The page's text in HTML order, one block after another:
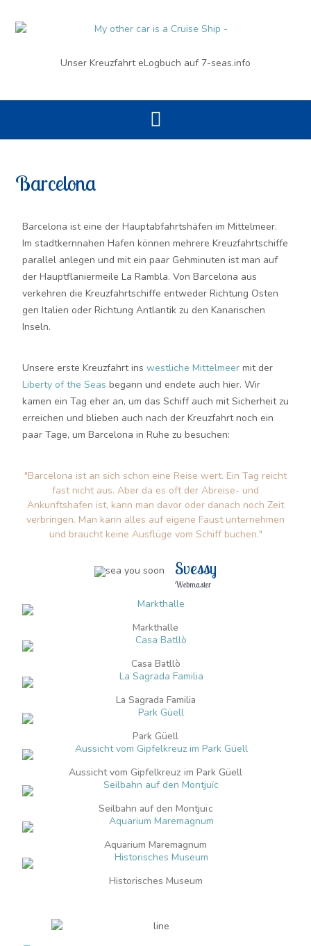
Unser Kreuzfahrt eLogbuch auf 7-seas.info
Barcelona
Barcelona ist eine der Hauptabfahrtshäfen im Mittelmeer.
Im stadtkernnahen Hafen können mehrere Kreuzfahrtschiffe
parallel anlegen und mit ein paar Gehminuten ist man auf
der Hauptflaniermeile La Rambla. Von Barcelona aus
verkehren die Kreuzfahrtschiffe entweder Richtung Osten
gen Italien oder Richtung Antlantik zu den Kanarischen
Inseln.
Unsere erste Kreuzfahrt ins westliche Mittelmeer mit der
Liberty of the Seas begann und endete auch hier. Wir
kamen ein Tag eher an, um das Schiff auch mit Sicherheit zu
erreichen und blieben auch nach der Kreuzfahrt noch ein
paar Tage, um Barcelona in Ruhe zu besuchen:
"Barcelona ist an sich schon eine Reise wert. Ein Tag reicht
fast nicht aus. Aber da es oft der Abreise- und
Ankunftshafen ist, kann man davor oder danach noch Zeit
verbringen. Man kann alles auf eigene Faust unternehmen
und braucht keine Ausflüge vom Schiff buchen."
Svessy
Webmaster
Markthalle
Casa Batllò
La Sagrada Familia
Park Güell
Aussicht vom Gipfelkreuz im Park Güell
Seilbahn auf den Montjuïc
Aquarium Maremagnum
Historisches Museum